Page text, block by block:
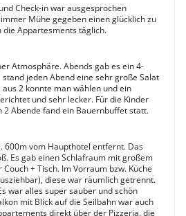
Check-in war ausgesprochen
Mühe gegeben einen glücklich zu
Appartesments täglich.
Atmosphäre. Abends gab es ein 4-
jeden Abend eine sehr große Salat
2 konnte man wählen und ein
und sehr lecker. Für die Kinder
2 Abende fand ein Bauernbuffet statt.
600m vom Haupthotel entfernt. Das
Es gab einen Schlafraum mit großem
+ Tisch. Im Vorraum bzw. Küche
diese war räumlich getrennt.
war alles super sauber und schön
mit Blick auf die Seilbahn war auch
direkt über der Pizzeria, die